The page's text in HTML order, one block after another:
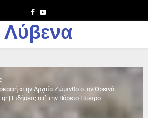
Facebook
Youtube
Λύβενα
στην Αρχαία Ζώμινθο στον Ορεινό
| Ειδήσεις απ’ την Βόρειο Ήπειρο